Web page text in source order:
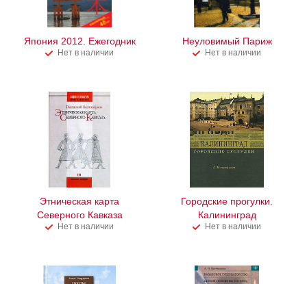
Япония 2012. Ежегодник
Нет в наличии
Неуловимый Париж
Нет в наличии
Этническая карта
Северного Кавказа
Нет в наличии
Городские прогулки.
Калининград
Нет в наличии